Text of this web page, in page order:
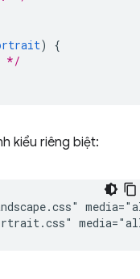
)
{
*/
kiểu riêng biệt: